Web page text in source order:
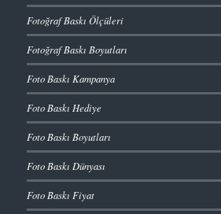
Fotoğraf Baskı Ölçüleri
Fotoğraf Baskı Boyutları
Foto Baskı Kampanya
Foto Baskı Hediye
Foto Baskı Boyutları
Foto Baskı Dünyası
Foto Baskı Fiyat